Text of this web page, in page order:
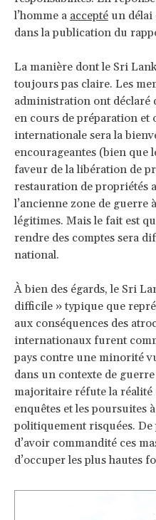
l’homme a accepté un délai
dans la publication du
La manière dont le Sri
toujours pas claire. Les
administration ont déclaré
en cours de préparation et
internationale sera la
encourageantes (bien que
faveur de la libération de
restauration de propriétés
l’ancienne zone de guerre
légitimes. Mais le fait est
rendre des comptes sera
national.
À bien des égards, le Sri
difficile » typique que
aux conséquences des
internationaux furent
pays contre une minorité
dans un contexte de
majoritaire réfute la réalité
enquêtes et les poursuites
politiquement risquées.
d’avoir commandité ces
d’occuper les plus hautes